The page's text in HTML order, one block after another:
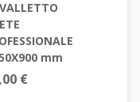
mm
€